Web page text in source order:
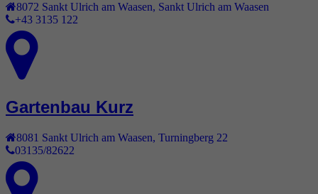
8072 Sankt Ulrich am Waasen
Sankt Ulrich am Waasen
+43 3135 122
Gartenbau Kurz
8081 Sankt Ulrich am Waasen Turningberg 22
03135/82622